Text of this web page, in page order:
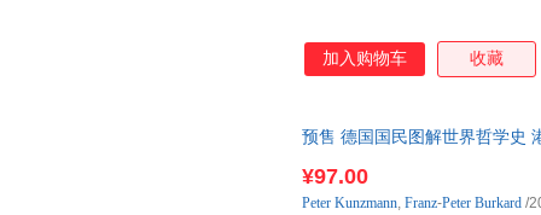
加入购物车 收藏
预售 德国国民图解世界哲学史
¥97.00
Peter Kunzmann, Franz-Peter Burkard /